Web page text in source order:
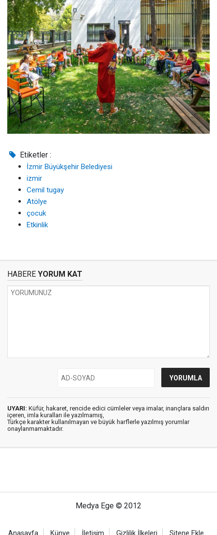
Etiketler :
İzmir Büyükşehir Belediyesi
izmir
Cemil tugay
Atölye
çocuk
Etkinlik
HABERE YORUM KAT
UYARI: Küfür, hakaret, rencide edici cümleler veya imalar, inançlara saldırı
içeren, imla kuralları ile yazılmamış,
Türkçe karakter kullanılmayan ve büyük harflerle yazılmış yorumlar
onaylanmamaktadır.
Medya Ege © 2012
Anasayfa Künye İletişim Gizlilik İlkeleri Sitene Ekle